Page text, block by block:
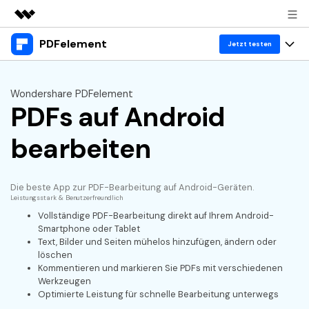
Top-Produkte
Dienstprogramme
Überblick
Lösungen
Über uns
Presseraum
Shop
Support
PDFelement Jetzt testen
Desktop
PDFelement für Windows
Mobile App
PDFelement für iPhone/iPad
PDFelement für Android
Cloud
Lösungen
Benutzer im Bildungswesen
PDF kommentieren
PDF erstellen
PDF kombinieren
PDF drucken
Ressourcen
Heiße Themen
How-Tos
Mac-Software
OCR PDF Tipps
Business
KMU von 1-10p
10p+ Unternehmen
Jetzt kaufen
Wondershare PDFelement
PDFs auf Android
bearbeiten
Die beste App zur PDF-Bearbeitung auf Android-Geräten.
Leistungsstark & Benutzerfreundlich
Vollständige PDF-Bearbeitung direkt auf Ihrem Android-
Smartphone oder Tablet
Text, Bilder und Seiten mühelos hinzufügen, ändern oder
löschen
Kommentieren und markieren Sie PDFs mit verschiedenen
Werkzeugen
Optimierte Leistung für schnelle Bearbeitung unterwegs